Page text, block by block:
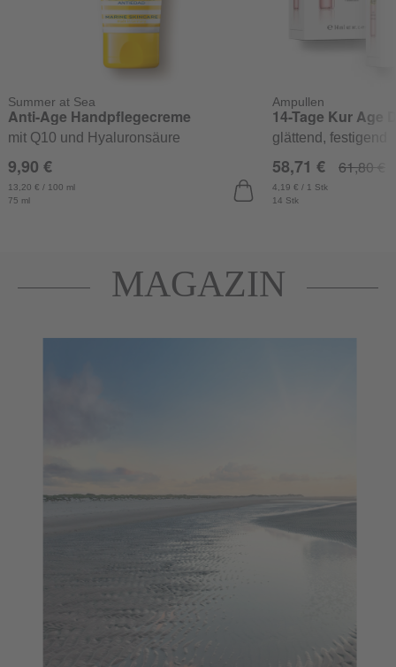
Summer at Sea
Anti-Age Handpflegecreme
mit Q10 und Hyaluronsäure
75 ml
13,20 € / 100 ml
9,90 €
Ampullen
14-Tage Kur Age
glättend, festigend
14 Stk
4,19 € / 1 Stk
58,71 € 61,80 €
MAGAZIN